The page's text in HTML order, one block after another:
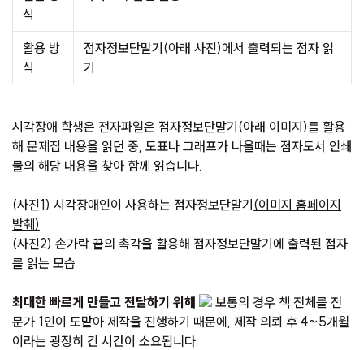
식
활용 방
식
점자정보단말기(아래 사진)에서 출력되는 점자 읽
기
시각장애 학생은 전자파일은 점자정보단말기(아래 이미지)를 활용
해 문제집 내용을 읽던 중, 도표나 그래프가 나올때는 점자도서 인쇄
물의 해당 내용을 찾아 함께 읽습니다.
(사진1) 시각장애인이 사용하는 점자정보단말기(이미지 홈페이지
발췌)
(사진2) 손가락 끝의 촉각을 활용해 점자정보단말기에 출력된 점자
를 읽는 모습
최대한 빠르게 만들고 전달하기 위해
보통의 경우 책 전체를 전
문가 1인이 도맡아 제작을 진행하기 때문에, 제작 의뢰 후 4~5개월
이라는 굉장히 긴 시간이 소요됩니다.